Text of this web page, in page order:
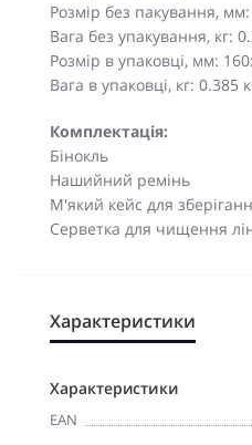
Розмір без пакування,
Вага без упакування, кг:
Розмір в упаковці, мм:
Вага в упаковці, кг: 0.385
Комплектація:
Бінокль
Нашийний ремінь
М'який кейс для
Серветка для чищення
Характеристики
Характеристики
EAN